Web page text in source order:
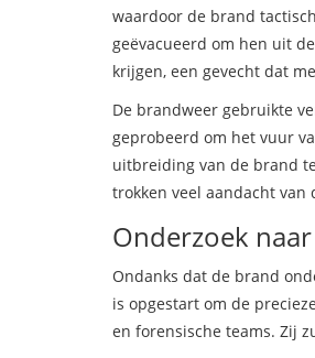
waardoor de brand
geëvacueerd om hen uit
krijgen, een gevecht dat
De brandweer gebruikte
geprobeerd om het vuur
uitbreiding van de brand
trokken veel aandacht van
Onderzoek
Ondanks dat de brand
is opgestart om de
en forensische teams. Zij